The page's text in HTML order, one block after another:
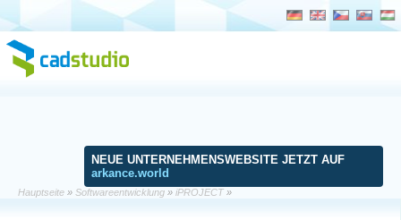
NEUE UNTERNEHMENSWEBSITE JETZT AUF
arkance.world
Hauptseite » Softwareentwicklung » iPROJECT »